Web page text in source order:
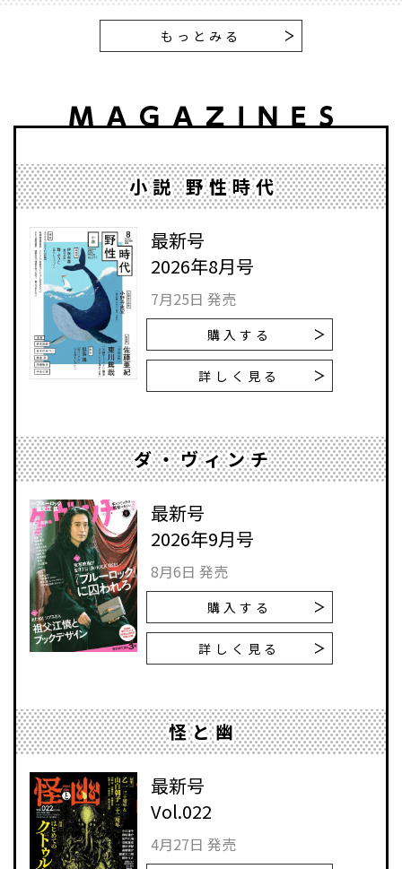
もっとみる
小説 野性時代
最新号
2026年8月号
7月25日 発売
購入する
詳しく見る
ダ・ヴィンチ
最新号
2026年9月号
8月6日 発売
購入する
詳しく見る
怪と幽
最新号
Vol.022
4月27日 発売